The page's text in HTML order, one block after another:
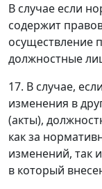
В случае если
содержит
осуществление
должностные
17. В случае,
изменения в
(акты),
как за
изменений, так
в который